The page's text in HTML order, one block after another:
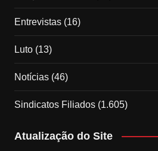
Entrevistas(16)
Luto(13)
Notícias(46)
Sindicatos Filiados(1.605)
Atualização do Site